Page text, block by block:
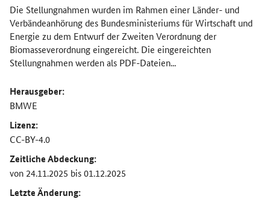
Die Stellungnahmen wurden im Rahmen einer Länder- und
Verbändeanhörung des Bundesministeriums für Wirtschaft und
Energie zu dem Entwurf der Zweiten Verordnung der
Biomasseverordnung eingereicht. Die eingereichten
Stellungnahmen werden als PDF-Dateien...
Herausgeber:
BMWE
Lizenz:
CC-BY-4.0
Zeitliche Abdeckung:
von 24.11.2025 bis 01.12.2025
Letzte Änderung: